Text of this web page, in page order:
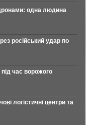
одна людина
російський удар по
час ворожого
логістичні центри та